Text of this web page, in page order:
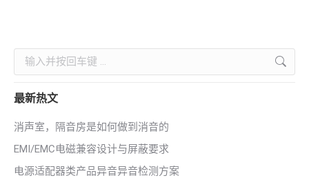
Search:
最新热文
消声室，隔音房是如何做到消音的
EMI/EMC电磁兼容设计与屏蔽要求
电源适配器类产品异音异音检测方案